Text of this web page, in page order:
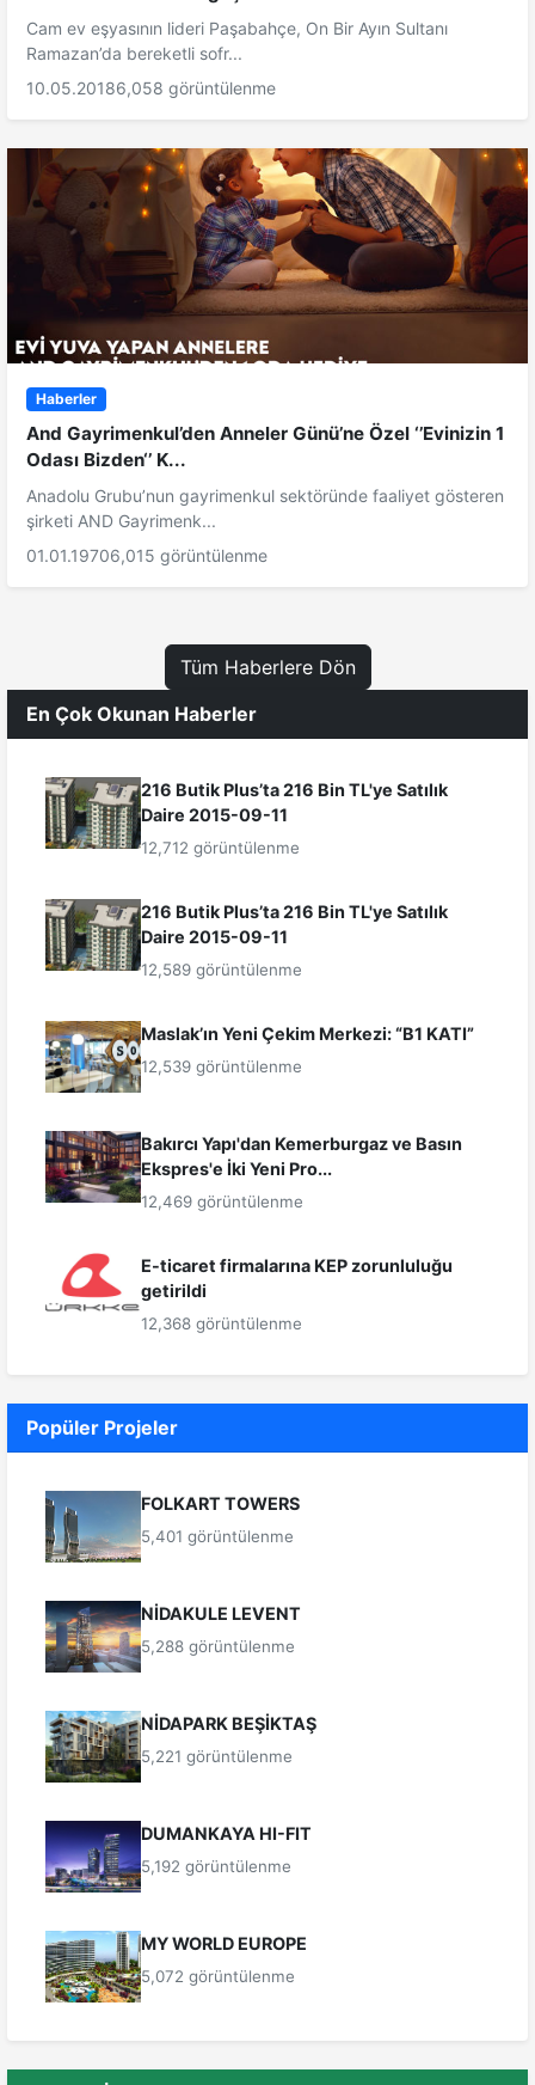
Cam ev eşyasının lideri Paşabahçe, On Bir Ayın Sultanı
Ramazan’da bereketli sofr...
10.05.20186,058 görüntülenme
Haberler
And Gayrimenkul’den Anneler Günü’ne Özel ‘’Evinizin 1
Odası Bizden‘’ K...
Anadolu Grubu’nun gayrimenkul sektöründe faaliyet gösteren
şirketi AND Gayrimenk...
01.01.19706,015 görüntülenme
Tüm Haberlere Dön
En Çok Okunan Haberler
216 Butik Plus’ta 216 Bin TL'ye Satılık
Daire 2015-09-11
12,712 görüntülenme
216 Butik Plus’ta 216 Bin TL'ye Satılık
Daire 2015-09-11
12,589 görüntülenme
Maslak’ın Yeni Çekim Merkezi: “B1 KATI”
12,539 görüntülenme
Bakırcı Yapı'dan Kemerburgaz ve Basın
Ekspres'e İki Yeni Pro...
12,469 görüntülenme
E-ticaret firmalarına KEP zorunluluğu
getirildi
12,368 görüntülenme
Popüler Projeler
FOLKART TOWERS
5,401 görüntülenme
NİDAKULE LEVENT
5,288 görüntülenme
NİDAPARK BEŞİKTAŞ
5,221 görüntülenme
DUMANKAYA HI-FIT
5,192 görüntülenme
MY WORLD EUROPE
5,072 görüntülenme